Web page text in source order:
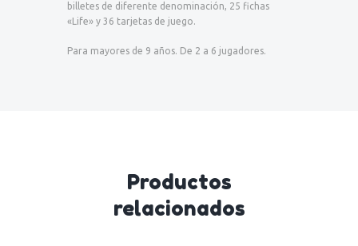
billetes de diferente denominación, 25 fichas
«Life» y 36 tarjetas de juego.
Para mayores de 9 años. De 2 a 6 jugadores.
Productos
relacionados